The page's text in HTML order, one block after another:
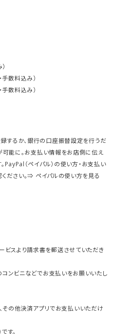
数料込み）
数料込み）
録するか、銀行の口座振替設定を行うだ
可能に。お支払い情報をお店側に伝え
PayPal（ペイパル）の使い方・お支払い
ださい。⇒ ペイパルの使い方を見る
ビスより請求書を郵送させていただき
ンビニなどでお支払いをお願いいたし
その他決済アプリでお支払いいただけ
す。